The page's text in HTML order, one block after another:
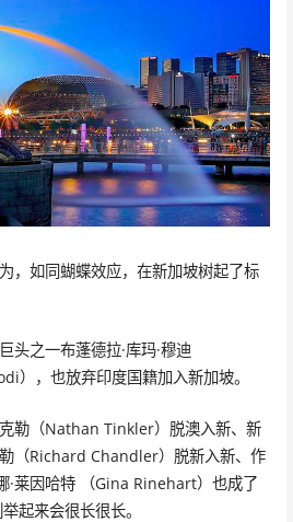
，如同蝴蝶效应，在新加坡树起了标
头之一布蓬德拉·库玛·穆迪
），也放弃印度国籍加入新加坡。
勒（Nathan Tinkler）脱澳入新、新
（Richard Chandler）脱新入新、作
·莱因哈特 （Gina Rinehart）也成了
起来会很长很长。